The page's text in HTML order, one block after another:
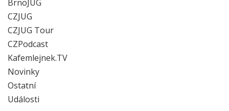
BrnoJUG
CZJUG
CZJUG Tour
CZPodcast
Kafemlejnek.TV
Novinky
Ostatní
Události